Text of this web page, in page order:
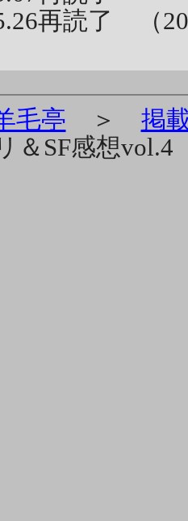
再読了
毛亭 ＞ 掲
＆SF感想vol.4